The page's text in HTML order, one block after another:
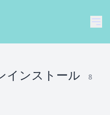
メ
インストール
8